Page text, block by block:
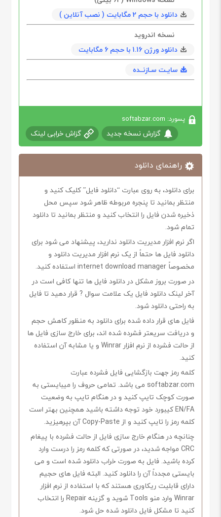
دانلود با حجم 2 مگابایت ( نصب آنلاین )
نسخه اندروید
دانلود ورژن 1.16 با حجم 6 مگابایت
سایـت سـازنــده
پسورد: softabzar.com
گزارش نسخه جدید گزاش خرابی لینک
راهنمای دانلود
برای دانلود، به روی عبارت “دانلود فایل” کلیک کنید و
منتظر بمانید تا پنجره مربوطه ظاهر شود سپس محل
ذخیره شدن فایل را انتخاب کنید و منتظر بمانید تا دانلود
تمام شود.
اگر نرم افزار مدیریت دانلود ندارید، پیشنهاد می شود برای
دانلود فایل ها حتماً از یک نرم افزار مدیریت دانلود و
مخصوصاً internet download manager استفاده کنید.
در صورت بروز مشکل در دانلود فایل ها تنها کافی است در
آخر لینک دانلود فایل یک علامت سوال ? قرار دهید تا فایل
به راحتی دانلود شود.
فایل های قرار داده شده برای دانلود به منظور کاهش حجم
و دریافت سریعتر فشرده شده اند، برای خارج سازی فایل ها
از حالت فشرده از نرم افزار Winrar و یا مشابه آن استفاده
کنید.
کلمه رمز جهت بازگشایی فایل فشرده عبارت
softabzar.com می باشد. تمامی حروف را میبایستی به
صورت کوچک تایپ کنید و در هنگام تایپ به وضعیت
EN/FA کیبورد خود توجه داشته باشید همچنین بهتر است
کلمه رمز را تایپ کنید و از Copy-Paste آن بپرهیزید.
چنانچه در هنگام خارج سازی فایل از حالت فشرده با پیغام
CRC مواجه شدید، در صورتی که کلمه رمز را درست وارد
کرده باشید. فایل به صورت خراب دانلود شده است و می
بایستی مجدداً آن را دانلود کنید. البته فایل های حجیم
دارای قابلیت ریکاوری هستند که با استفاده از نرم افزار
Winrar وارد منو Tools شوید و گزینه Repair را انتخاب
کنید تا مشکل فایل دانلود شده حل شود.